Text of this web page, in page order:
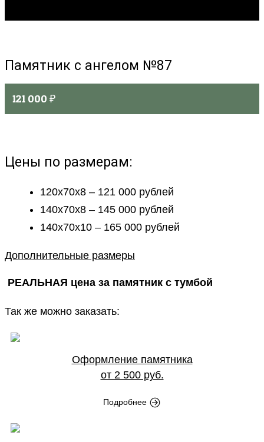
Памятник с ангелом №87
121 000 ₽
Цены по размерам:
120х70х8 – 121 000 рублей
140х70х8 – 145 000 рублей
140х70х10 – 165 000 рублей
Дополнительные размеры
РЕАЛЬНАЯ цена за памятник с тумбой
Так же можно заказать:
Оформление памятника
от 2 500 руб.
Подробнее